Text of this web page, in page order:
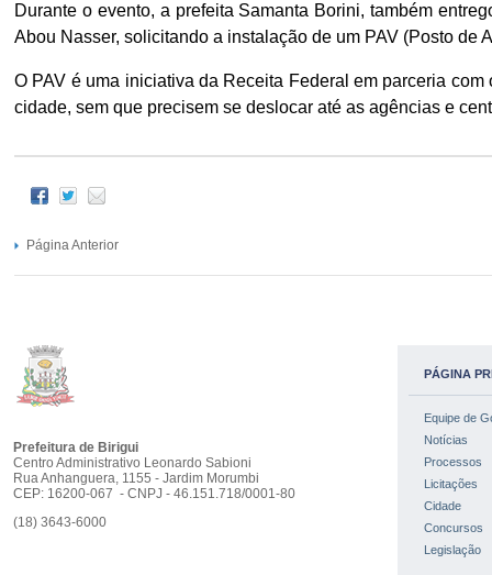
Durante o evento, a prefeita Samanta Borini, também
Abou Nasser, solicitando a instalação de um PAV (Posto
O PAV é uma iniciativa da Receita Federal em parceria
cidade, sem que precisem se deslocar até as agências e
Página Anterior
Prefeitura de Birigui
Centro Administrativo Leonardo Sabioni
Rua Anhanguera, 1155 - Jardim Morumbi
CEP: 16200-067 - CNPJ - 46.151.718/0001-80
(18) 3643-6000
PÁGINA
Equipe de
Notícias
Processos
Licitações
Cidade
Concursos
Legislação